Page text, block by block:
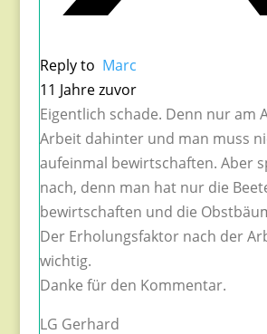
Reply to Marc
11 Jahre zuvor
Eigentlich schade. Denn nur am
Arbeit dahinter und man muss
aufeinmal bewirtschaften. Aber
nach, denn man hat nur die
bewirtschaften und die
Der Erholungsfaktor nach der
wichtig.
Danke für den Kommentar.
LG Gerhard